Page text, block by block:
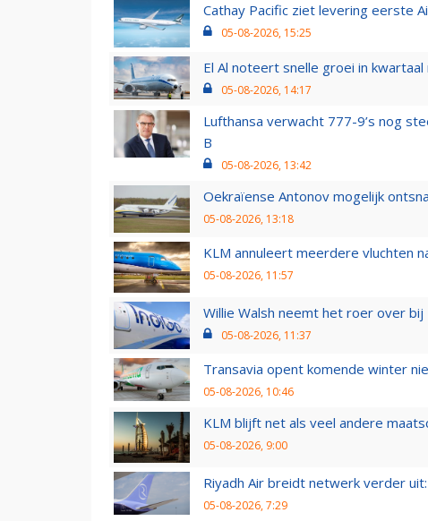
Cathay Pacific ziet levering eerste
05-08-2026, 15:25
El Al noteert snelle groei in
05-08-2026, 14:17
Lufthansa verwacht 777-9’s nog
B
05-08-2026, 13:42
Oekraïense Antonov mogelijk
05-08-2026, 13:18
KLM annuleert meerdere vluchten
05-08-2026, 11:57
Willie Walsh neemt het roer over
05-08-2026, 11:37
Transavia opent komende winter
05-08-2026, 10:46
KLM blijft net als veel andere
05-08-2026, 9:00
Riyadh Air breidt netwerk verder
05-08-2026, 7:29